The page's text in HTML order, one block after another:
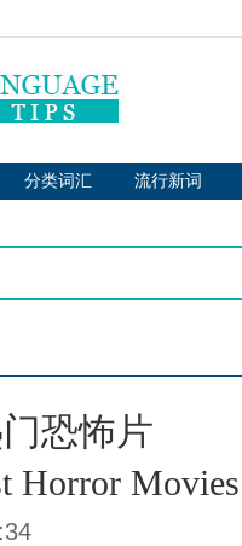
分类词汇 流行新词
恐怖片
Horror Movies